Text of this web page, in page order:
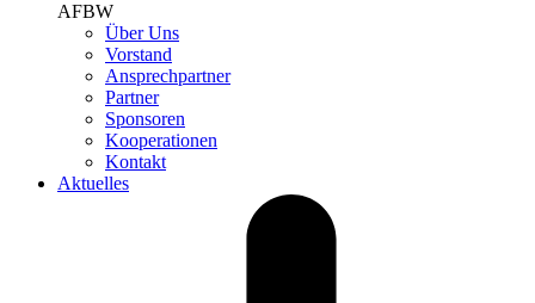
AFBW
Über Uns
Vorstand
Ansprechpartner
Partner
Sponsoren
Kooperationen
Kontakt
Aktuelles